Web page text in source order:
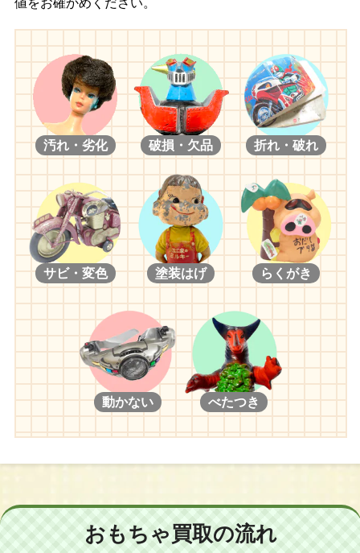
値をお確かめください。
汚れ・劣化 破損・欠品 折れ・破れ
サビ・変色 塗装はげ らくがき
動かない べたつき
おもちゃ買取の流れ